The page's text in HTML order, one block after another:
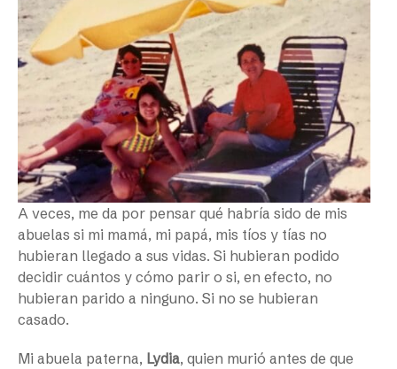
A veces, me da por pensar qué habría sido de mis
abuelas si mi mamá, mi papá, mis tíos y tías no
hubieran llegado a sus vidas. Si hubieran podido
decidir cuántos y cómo parir o si, en efecto, no
hubieran parido a ninguno. Si no se hubieran
casado.
Mi abuela paterna, Lydia, quien murió antes de que